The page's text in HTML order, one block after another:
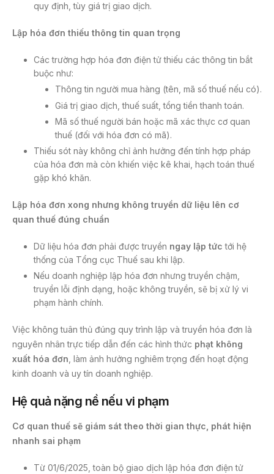
quy định, tùy giá trị giao dịch.
Lập hóa đơn thiếu thông tin quan trọng
Các trường hợp hóa đơn điện tử thiếu các thông tin bắt
buộc như:
Thông tin người mua hàng (tên, mã số thuế nếu có).
Giá trị giao dịch, thuế suất, tổng tiền thanh toán.
Mã số thuế người bán hoặc mã xác thực cơ quan
thuế (đối với hóa đơn có mã).
Thiếu sót này không chỉ ảnh hưởng đến tính hợp pháp
của hóa đơn mà còn khiến việc kê khai, hạch toán thuế
gặp khó khăn.
Lập hóa đơn xong nhưng không truyền dữ liệu lên cơ
quan thuế đúng chuẩn
Dữ liệu hóa đơn phải được truyền ngay lập tức tới hệ
thống của Tổng cục Thuế sau khi lập.
Nếu doanh nghiệp lập hóa đơn nhưng truyền chậm,
truyền lỗi định dạng, hoặc không truyền, sẽ bị xử lý vi
phạm hành chính.
Việc không tuân thủ đúng quy trình lập và truyền hóa đơn là
nguyên nhân trực tiếp dẫn đến các hình thức phạt không
xuất hóa đơn , làm ảnh hưởng nghiêm trọng đến hoạt động
kinh doanh và uy tín doanh nghiệp.
Hệ quả nặng nề nếu vi phạm
Cơ quan thuế sẽ giám sát theo thời gian thực, phát hiện
nhanh sai phạm
Từ 01/6/2025, toàn bộ giao dịch lập hóa đơn điện tử